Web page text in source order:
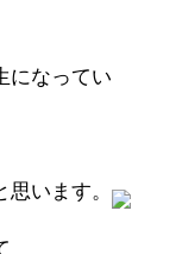
になってい
います。